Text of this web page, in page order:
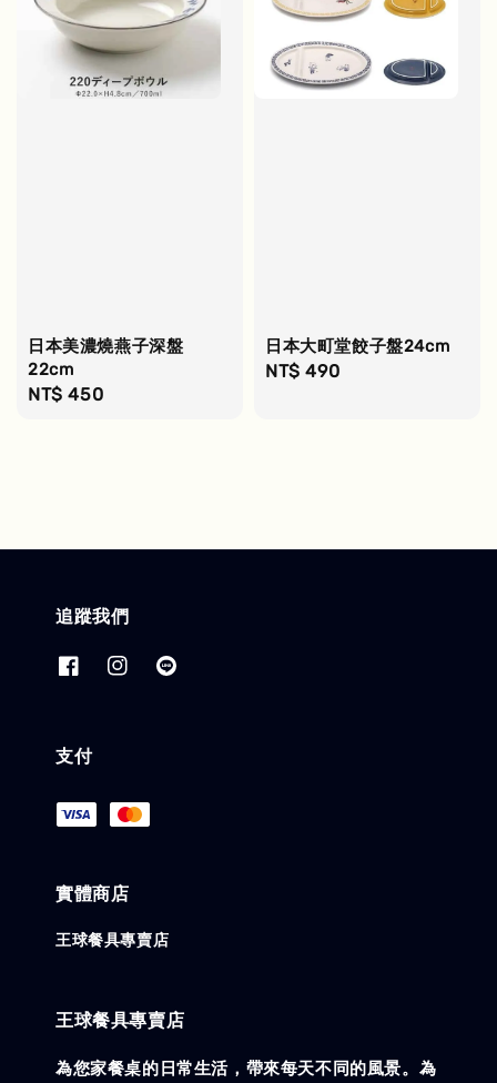
日本美濃燒燕子深盤
22cm
Regular
NT$ 450
日本大町堂餃子盤24cm
Regular
NT$ 490
追蹤我們
支付
實體商店
王球餐具專賣店
王球餐具專賣店
為您家餐桌的日常生活，帶來每天不同的風景。為